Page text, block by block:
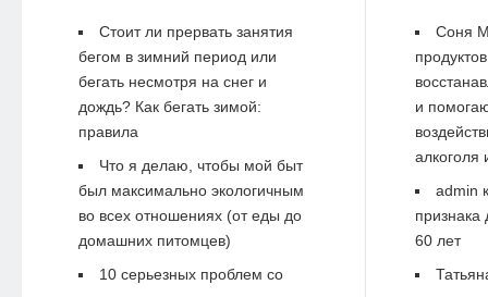
Стоит ли прервать занятия
бегом в зимний период или
бегать несмотря на снег и
дождь? Как бегать зимой:
правила
Что я делаю, чтобы мой быт
был максимально экологичным
во всех отношениях (от еды до
домашних питомцев)
10 серьезных проблем со
Соня
и
алкоголя
admin
60 лет